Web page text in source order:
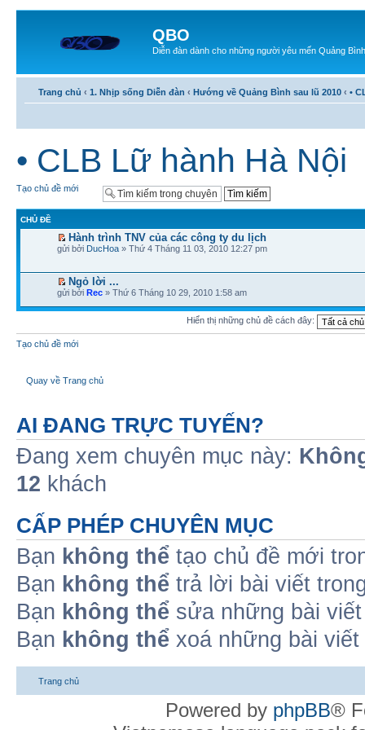
QBO
Diễn đàn dành cho những người yêu mến Quảng Bình
Trang chủ ‹ 1. Nhịp sống Diễn đàn ‹ Hướng về Quảng Bình sau lũ 2010 ‹ •
• CLB Lữ hành Hà Nội
Tạo chủ đề mới
CHỦ ĐỀ
Hành trình TNV của các công ty du lịch
gửi bởi DucHoa » Thứ 4 Tháng 11 03, 2010 12:27 pm
Ngỏ lời ...
gửi bởi Rec » Thứ 6 Tháng 10 29, 2010 1:58 am
Hiển thị những chủ đề cách đây:
Tạo chủ đề mới
Quay về Trang chủ
AI ĐANG TRỰC TUYẾN?
Đang xem chuyên mục này:
12 khách
CẤP PHÉP CHUYÊN MỤC
Bạn không thể tạo chủ đề mới
Bạn không thể trả lời bài viết
Bạn không thể sửa những bài
Bạn không thể xoá những bài
Trang chủ
Powered by phpBB®